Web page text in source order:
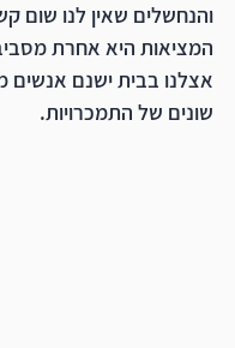
והנחשלים שאין לנו שום
המציאות היא אחרת
אצלנו בבית ישנם אנשים
שונים של התמכרויות.